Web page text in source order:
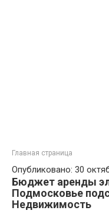
Главная страница
Опубликовано: 30
Бюджет аренды
Подмосковье
Недвижимость